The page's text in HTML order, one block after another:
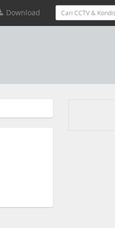
Download